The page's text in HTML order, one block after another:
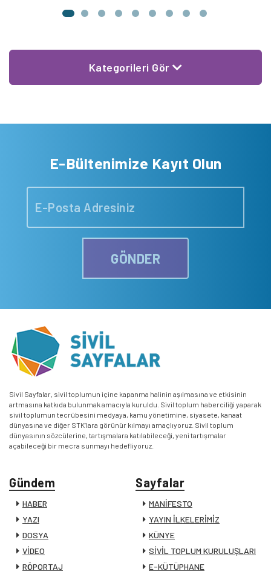
Kategorileri Gör
E-Bültenimize Kayıt Olun
GÖNDER
Sivil Sayfalar, sivil toplumun içine kapanma halinin aşılmasına ve etkisinin
artmasına katkıda bulunmak amacıyla kuruldu. Sivil toplum haberciliği yaparak
sivil toplumun tecrübesini medyaya, kamu yönetimine, siyasete, kanaat
dünyasına ve diğer STK’lara görünür kılmayı amaçlıyoruz. Sivil toplum
dünyasının sözcülerine, tartışmalara katılabileceği, yeni tartışmalar
açabileceği bir mecra sunmayı hedefliyoruz.
Gündem
HABER
YAZI
DOSYA
VİDEO
RÖPORTAJ
Sayfalar
MANİFESTO
YAYIN İLKELERİMİZ
KÜNYE
SİVİL TOPLUM KURULUŞLARI
E-KÜTÜPHANE